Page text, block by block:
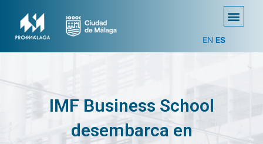
EN ES
IMF Business School
desembarca en